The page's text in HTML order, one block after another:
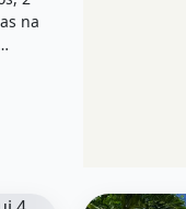
na
por